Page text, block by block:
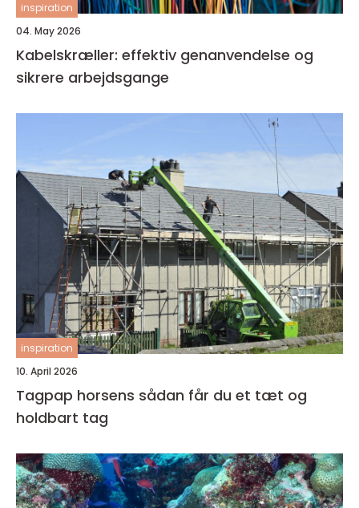
inspiration
04. May 2026
Kabelskræller: effektiv genanvendelse og
sikrere arbejdsgange
inspiration
10. April 2026
Tagpap horsens sådan får du et tæt og
holdbart tag